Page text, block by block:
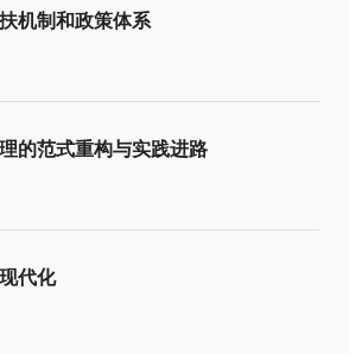
机制和政策体系
的范式重构与实践进路
代化